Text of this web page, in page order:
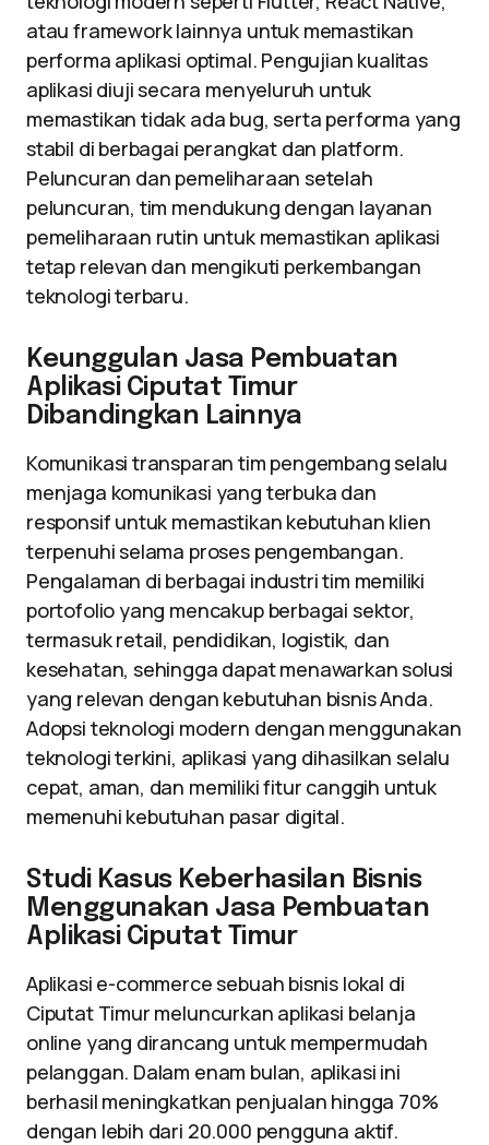
atau framework lainnya untuk memastikan
performa aplikasi optimal. Pengujian kualitas
aplikasi diuji secara menyeluruh untuk
memastikan tidak ada bug, serta performa yang
stabil di berbagai perangkat dan platform.
Peluncuran dan pemeliharaan setelah
peluncuran, tim mendukung dengan layanan
pemeliharaan rutin untuk memastikan aplikasi
tetap relevan dan mengikuti perkembangan
teknologi terbaru.
Keunggulan Jasa Pembuatan
Aplikasi Ciputat Timur
Dibandingkan Lainnya
Komunikasi transparan tim pengembang selalu
menjaga komunikasi yang terbuka dan
responsif untuk memastikan kebutuhan klien
terpenuhi selama proses pengembangan.
Pengalaman di berbagai industri tim memiliki
portofolio yang mencakup berbagai sektor,
termasuk retail, pendidikan, logistik, dan
kesehatan, sehingga dapat menawarkan solusi
yang relevan dengan kebutuhan bisnis Anda.
Adopsi teknologi modern dengan menggunakan
teknologi terkini, aplikasi yang dihasilkan selalu
cepat, aman, dan memiliki fitur canggih untuk
memenuhi kebutuhan pasar digital.
Studi Kasus Keberhasilan Bisnis
Menggunakan Jasa Pembuatan
Aplikasi Ciputat Timur
Aplikasi e-commerce sebuah bisnis lokal di
Ciputat Timur meluncurkan aplikasi belanja
online yang dirancang untuk mempermudah
pelanggan. Dalam enam bulan, aplikasi ini
berhasil meningkatkan penjualan hingga 70%
dengan lebih dari 20.000 pengguna aktif.